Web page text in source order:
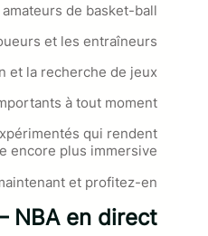
de basket-ball.
et les entraîneurs.
et la recherche de jeux.
à tout moment.
qui rendent
encore plus immersive.
et profitez-en !
NBA en direct